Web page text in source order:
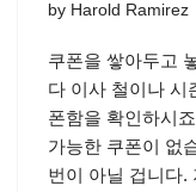
by Harold Ramirez
쿠폰을 쌓아두고
다 이사 철이나 시
폰함을 확인하시
가능한 쿠폰이 없
번이 아닐 겁니다